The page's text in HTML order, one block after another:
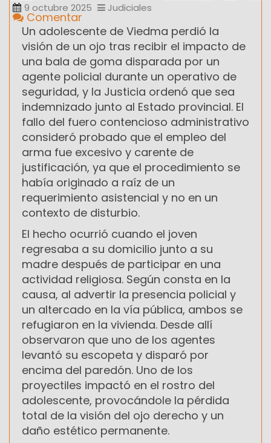
9 octubre 2025 Judiciales
Comentar
Un adolescente de Viedma perdió la
visión de un ojo tras recibir el impacto de
una bala de goma disparada por un
agente policial durante un operativo de
seguridad, y la Justicia ordenó que sea
indemnizado junto al Estado provincial. El
fallo del fuero contencioso administrativo
consideró probado que el empleo del
arma fue excesivo y carente de
justificación, ya que el procedimiento se
había originado a raíz de un
requerimiento asistencial y no en un
contexto de disturbio.
El hecho ocurrió cuando el joven
regresaba a su domicilio junto a su
madre después de participar en una
actividad religiosa. Según consta en la
causa, al advertir la presencia policial y
un altercado en la vía pública, ambos se
refugiaron en la vivienda. Desde allí
observaron que uno de los agentes
levantó su escopeta y disparó por
encima del paredón. Uno de los
proyectiles impactó en el rostro del
adolescente, provocándole la pérdida
total de la visión del ojo derecho y un
daño estético permanente.